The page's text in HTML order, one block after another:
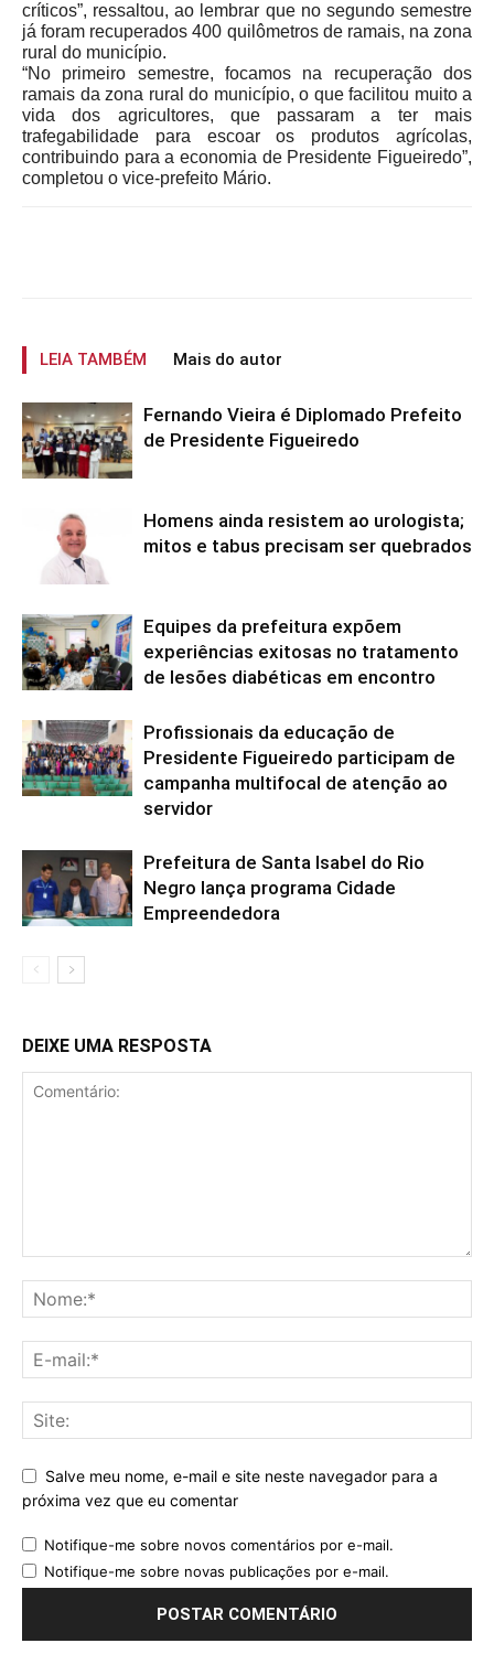
críticos”, ressaltou, ao lembrar que no segundo semestre
já foram recuperados 400 quilômetros de ramais, na zona
rural do município.
“No primeiro semestre, focamos na recuperação dos
ramais da zona rural do município, o que facilitou muito a
vida dos agricultores, que passaram a ter mais
trafegabilidade para escoar os produtos agrícolas,
contribuindo para a economia de Presidente Figueiredo”,
completou o vice-prefeito Mário.
LEIA TAMBÉM Mais do autor
Fernando Vieira é Diplomado Prefeito
de Presidente Figueiredo
Homens ainda resistem ao urologista;
mitos e tabus precisam ser quebrados
Equipes da prefeitura expõem
experiências exitosas no tratamento
de lesões diabéticas em encontro
Profissionais da educação de
Presidente Figueiredo participam de
campanha multifocal de atenção ao
servidor
Prefeitura de Santa Isabel do Rio
Negro lança programa Cidade
Empreendedora
DEIXE UMA RESPOSTA
Salve meu nome, e-mail e site neste navegador para a
próxima vez que eu comentar
Notifique-me sobre novos comentários por e-mail.
Notifique-me sobre novas publicações por e-mail.